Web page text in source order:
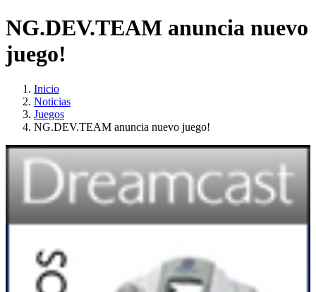
NG.DEV.TEAM anuncia nuevo
juego!
Inicio
Noticias
Juegos
NG.DEV.TEAM anuncia nuevo juego!